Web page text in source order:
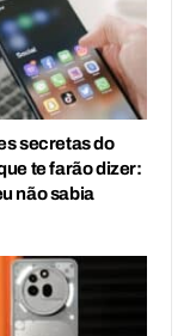
secretas do
te farão dizer:
não sabia